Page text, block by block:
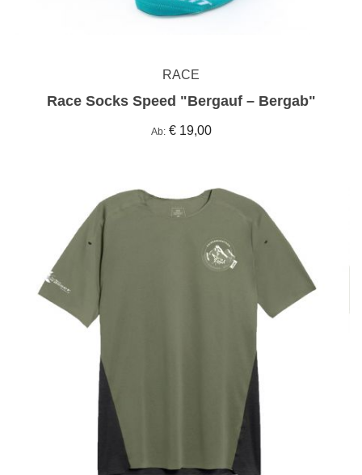
RACE
Race Socks Speed "Bergauf – Bergab"
Ab € 19,00